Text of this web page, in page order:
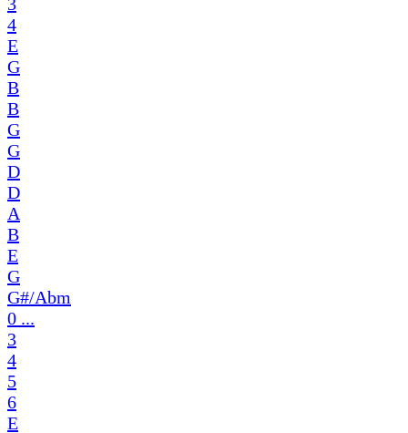
4
E
G
B
B
G
G
D
D
A
B
E
G
G#/Abm
0 ...
3
4
5
6
E